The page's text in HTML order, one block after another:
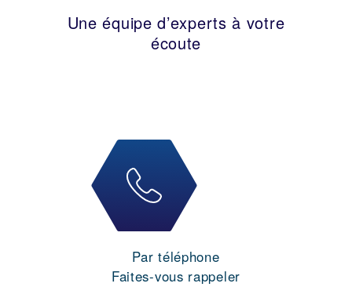
Une équipe d’experts à votre
écoute
Par téléphone
Faites-vous rappeler